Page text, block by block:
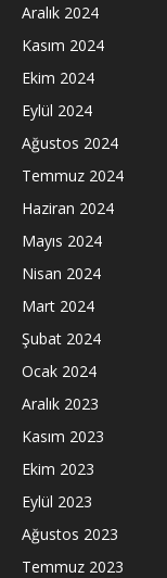
Aralık 2024
Kasım 2024
Ekim 2024
Eylül 2024
Ağustos 2024
Temmuz 2024
Haziran 2024
Mayıs 2024
Nisan 2024
Mart 2024
Şubat 2024
Ocak 2024
Aralık 2023
Kasım 2023
Ekim 2023
Eylül 2023
Ağustos 2023
Temmuz 2023